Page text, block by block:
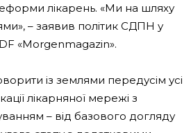
лікарень. «Ми на шляху
– заявив політик СДПН у
«Morgenmagazin».
із землями передусім усі
лікарняної мережі з
– від базового догляду